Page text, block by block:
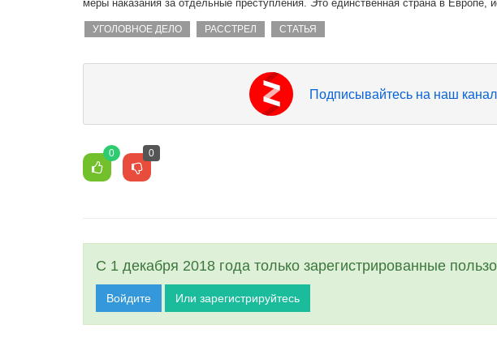
меры наказания за отдельные преступления. Это единственная страна в Европе,
УГОЛОВНОЕ ДЕЛО РАССТРЕЛ СТАТЬЯ
Подписывайтесь на наш
0 0
С 1 декабря 2018 года только зарегистрированные
Войдите Или зарегистрируйтесь